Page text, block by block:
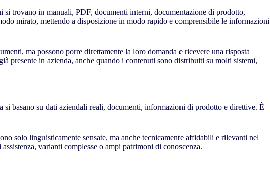
trovano in manuali, PDF, documenti interni, documentazione di prodotto,
mirato, mettendo a disposizione in modo rapido e comprensibile le informazioni
ma possono porre direttamente la loro domanda e ricevere una risposta
presente in azienda, anche quando i contenuti sono distribuiti su molti sistemi,
basano su dati aziendali reali, documenti, informazioni di prodotto e direttive. È
solo linguisticamente sensate, ma anche tecnicamente affidabili e rilevanti nel
varianti complesse o ampi patrimoni di conoscenza.